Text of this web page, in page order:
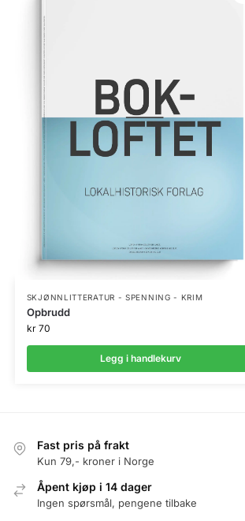
SKJØNNLITTERATUR - SPENNING - KRIM
Opbrudd
kr70
Legg i handlekurv
Fast pris på frakt
Kun 79,- kroner i Norge
Åpent kjøp i 14 dager
Ingen spørsmål, pengene tilbake